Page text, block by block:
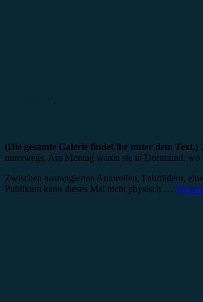
,
(Die gesamte Galerie findet ihr unter dem Text.)
unterwegs. Am Montag waren sie in Dortmund,
Zwischen ausrangierten Autoreifen, Fahrrädern,
Publikum kann dieses Mal nicht physisch …